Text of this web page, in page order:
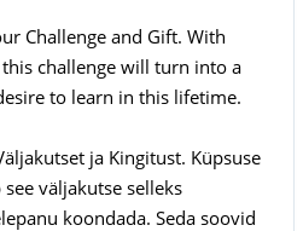
Challenge and Gift. With
challenge will turn into a
to learn in this lifetime.
ja Kingitust. Küpsuse
väljakutse selleks
koondada. Seda soovid